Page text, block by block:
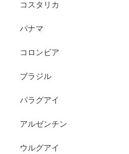
コスタリカ
パナマ
コロンビア
ブラジル
パラグアイ
アルゼンチン
ウルグアイ